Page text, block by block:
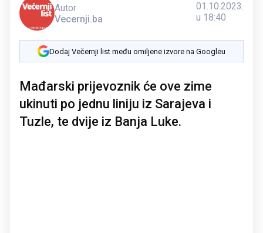
Autor
Vecernji.ba
01.10.2023.
u 18:40
Dodaj Večernji list među omiljene izvore na Googleu
Mađarski prijevoznik će ove zime
ukinuti po jednu liniju iz Sarajeva i
Tuzle, te dvije iz Banja Luke.